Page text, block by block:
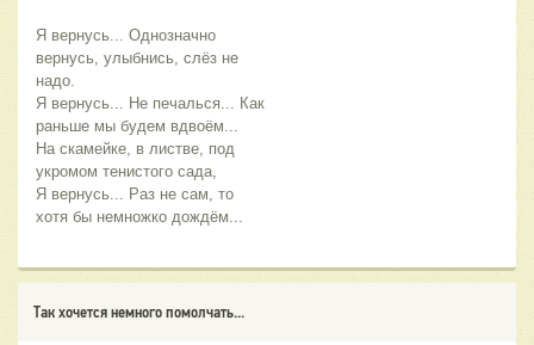
Я вернусь... Однозначно
вернусь, улыбнись, слёз не
надо.
Я вернусь... Не печалься... Как
раньше мы будем вдвоём...
На скамейке, в листве, под
укромом тенистого сада,
Я вернусь... Раз не сам, то
хотя бы немножко дождём...
Так хочется немного помолчать...